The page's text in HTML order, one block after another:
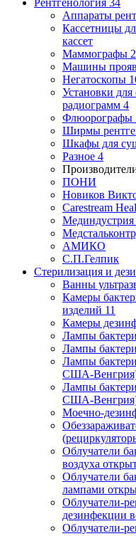
Аппараты
Кассетницы
кассет
Маммографы 2
Машины
Негатоскопы
Установки
радиограмм 4
Флюорографы
Ширмы
Шкафы для
Разное 4
ПОНИ
Новиков
Carestream
АМИКО
С.П.Гелпик
Стерилизация и
Ванны
Камеры
изделий 11
Камеры
Лампы
Лампы
Лампы
США-
Лампы
США-
Моечно-
Облучатели
воздуха
Облучатели
лампами
Облучатели-
дезинфекции
Облучатели-